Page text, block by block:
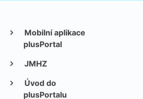
Mobilní aplikace
plusPortal
JMHZ
Úvod do
plusPortalu